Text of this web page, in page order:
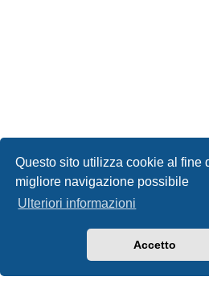
Questo sito utilizza cookie al fine
migliore navigazione possibile
Ulteriori informazioni
Accetto